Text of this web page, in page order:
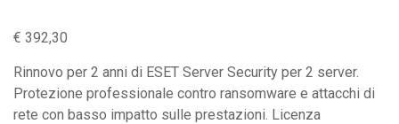
€ 392,30
Rinnovo per 2 anni di ESET Server Security per 2 server.
Protezione professionale contro ransomware e attacchi di
rete con basso impatto sulle prestazioni. Licenza